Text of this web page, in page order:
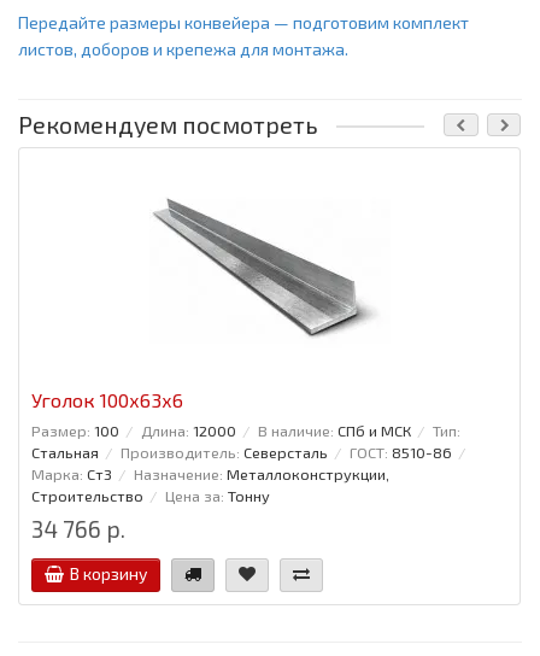
Передайте размеры конвейера — подготовим комплект
листов, доборов и крепежа для монтажа.
Рекомендуем посмотреть
Уголок 100x63x6
Размер: 100 Длина: 12000 В наличие: СПб и МСК
Тип:
Стальная
Производитель: Северсталь ГОСТ: 8510-86
Марка: Ст3 Назначение: Металлоконструкции,
Строительство
Цена за: Тонну
34 766 р.
В корзину